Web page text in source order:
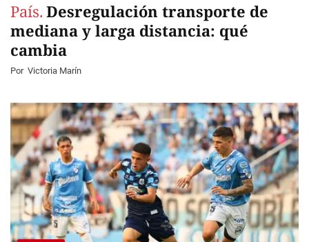
País. Desregulación transporte de
mediana y larga distancia: qué
cambia
Por Victoria Marín